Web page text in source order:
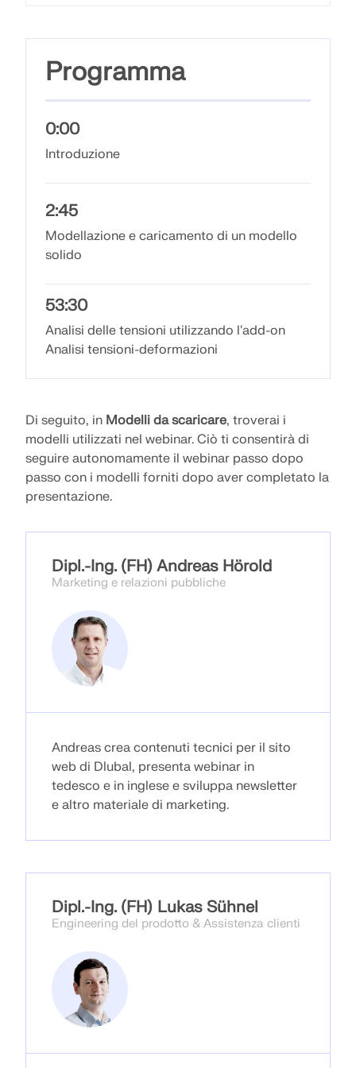
RWIND 3
Software CFD per la galleria del vento digitale
API Dlubal
l'automazione
Introduzione
Applicazioni
Oggetti del modello
Abbonamenti e prezzi
Esempi
Progetta e analizza giunti in acciaio utilizzando
CBFEM, conforme a EN 1993‑1‑8 e AISC 360,
completamente integrato in RFEM 6 per flussi di
lavoro strutturali più veloci e precisi.
Geo-Zone Tool
Il servizio online Dlubal fornisce mappe delle zone
per la rapida determinazione dei carichi da neve,
OTTIENI LICENZA GRATUITA
SCOPRI LE POSIZIONI APERTE
Programma
0:00
Introduzione
2:45
Modellazione e caricamento di un modello
solido
53:30
Analisi delle tensioni utilizzando l'add-on
Analisi tensioni-deformazioni
Di seguito, in Modelli da scaricare, troverai i
modelli utilizzati nel webinar. Ciò ti consentirà di
seguire autonomamente il webinar passo dopo
passo con i modelli forniti dopo aver completato la
presentazione.
Dipl.-Ing. (FH) Andreas Hörold
Marketing e relazioni pubbliche
Andreas crea contenuti tecnici per il sito
web di Dlubal, presenta webinar in
tedesco e in inglese e sviluppa newsletter
e altro materiale di marketing.
Dipl.-Ing. (FH) Lukas Sühnel
Engineering del prodotto & Assistenza clienti